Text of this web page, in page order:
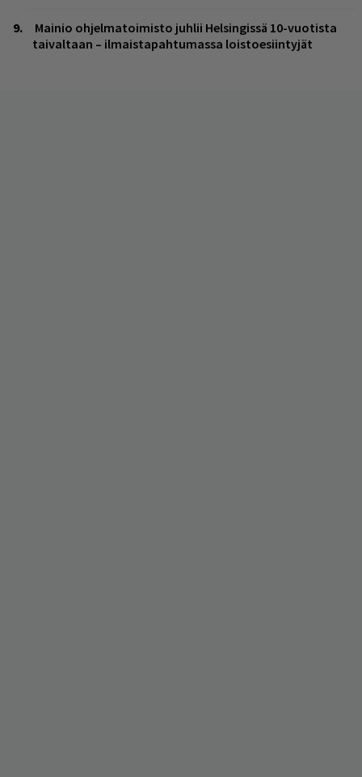
Mainio ohjelmatoimisto juhlii Helsingissä 10-vuotista
taivaltaan – ilmaistapahtumassa loistoesiintyjät